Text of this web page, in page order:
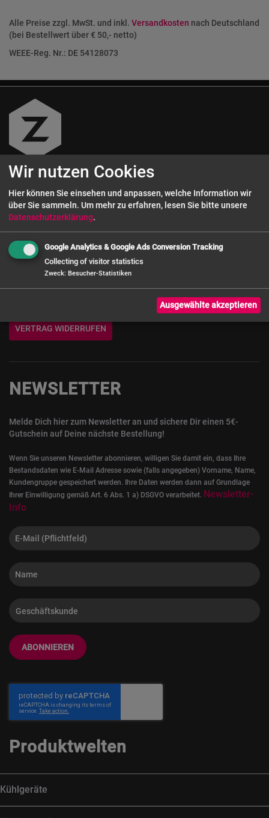
Alle Preise zzgl. MwSt. und inkl. Versandkosten nach Deutschland
(bei Bestellwert über € 50,- netto)
WEEE-Reg. Nr.: DE 54128073
Kundenservice
0 800 - 72 12 72 12
Servicezeiten: Mo. - Do. 9 - 16:30 Uhr,
Fr. 9 - 14:30 Uhr
VERTRAG WIDERRUFEN
NEWSLETTER
Melde Dich hier zum Newsletter an und sichere Dir einen 5€-
Gutschein auf Deine nächste Bestellung!
Wenn Sie unseren Newsletter abonnieren, willigen Sie damit ein, dass Ihre
Bestandsdaten wie E-Mail Adresse sowie (falls angegeben) Vorname, Name,
Kundengruppe gespeichert werden. Ihre Daten werden dann auf Grundlage
Ihrer Einwilligung gemäß Art. 6 Abs. 1 a) DSGVO verarbeitet. Newsletter-
Info
ABONNIEREN
Produktwelten
Kühlgeräte
Wir nutzen Cookies
Hier können Sie einsehen und anpassen, welche Information wir
über Sie sammeln. Um mehr zu erfahren, lesen Sie bitte unsere
Datenschutzerklärung.
Google Analytics & Google Ads Conversion Tracking
Collecting of visitor statistics
Zweck: Besucher-Statistiken
Ausgewählte akzeptieren